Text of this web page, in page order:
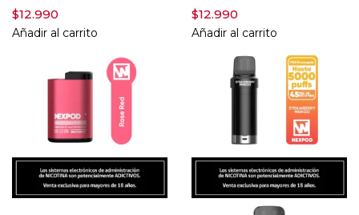
$12.990
Añadir al carrito
$12.990
Añadir al carrito